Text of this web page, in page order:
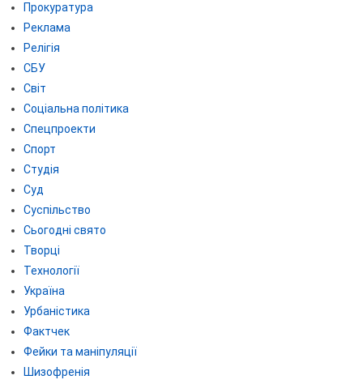
Прокуратура
Реклама
Релігія
СБУ
Світ
Соціальна політика
Спецпроекти
Спорт
Студія
Суд
Суспільство
Сьогодні свято
Творці
Технології
Україна
Урбаністика
Фактчек
Фейки та маніпуляції
Шизофренія